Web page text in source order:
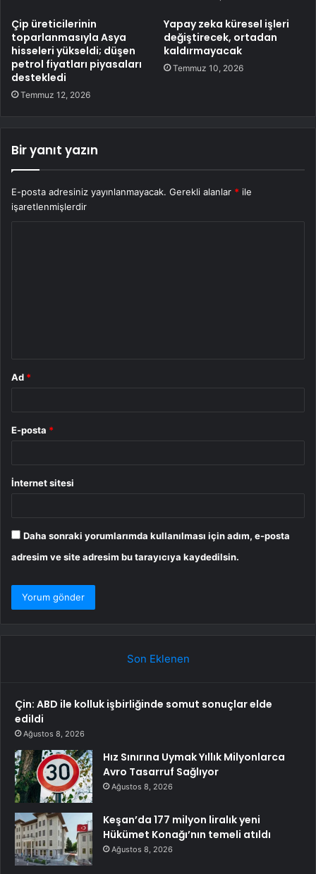
Çip üreticilerinin
toparlanmasıyla Asya
hisseleri yükseldi; düşen
petrol fiyatları piyasaları
destekledi
Temmuz 12, 2026
Yapay zeka küresel işleri
değiştirecek, ortadan
kaldırmayacak
Temmuz 10, 2026
Bir yanıt yazın
E-posta adresiniz yayınlanmayacak. Gerekli alanlar * ile
işaretlenmişlerdir
Ad *
E-posta *
İnternet sitesi
Daha sonraki yorumlarımda kullanılması için adım, e-posta
adresim ve site adresim bu tarayıcıya kaydedilsin.
Son Eklenen
Çin: ABD ile kolluk işbirliğinde somut sonuçlar elde
edildi
Ağustos 8, 2026
Hız Sınırına Uymak Yıllık Milyonlarca
Avro Tasarruf Sağlıyor
Ağustos 8, 2026
Keşan’da 177 milyon liralık yeni
Hükümet Konağı’nın temeli atıldı
Ağustos 8, 2026